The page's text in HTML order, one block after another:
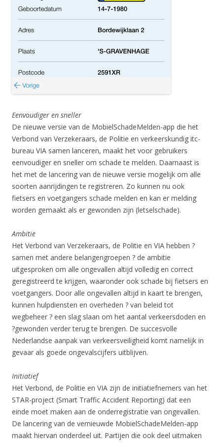
Eenvoudiger en sneller
De nieuwe versie van de MobielSchadeMelden-app die het
Verbond van Verzekeraars, de Politie en verkeerskundig itc-
bureau VIA samen lanceren, maakt het voor gebruikers
eenvoudiger en sneller om schade te melden. Daarnaast is
het met de lancering van de nieuwe versie mogelijk om alle
soorten aanrijdingen te registreren. Zo kunnen nu ook
fietsers en voetgangers schade melden en kan er melding
worden gemaakt als er gewonden zijn (letselschade).
Ambitie
Het Verbond van Verzekeraars, de Politie en VIA hebben ?
samen met andere belangengroepen ? de ambitie
uitgesproken om alle ongevallen altijd volledig en correct
geregistreerd te krijgen, waaronder ook schade bij fietsers en
voetgangers. Door alle ongevallen altijd in kaart te brengen,
kunnen hulpdiensten en overheden ? van beleid tot
wegbeheer ? een slag slaan om het aantal verkeersdoden en
?gewonden verder terug te brengen. De succesvolle
Nederlandse aanpak van verkeersveiligheid komt namelijk in
gevaar als goede ongevalscijfers uitblijven.
Initiatief
Het Verbond, de Politie en VIA zijn de initiatiefnemers van het
STAR-project (Smart Traffic Accident Reporting) dat een
einde moet maken aan de onderregistratie van ongevallen.
De lancering van de vernieuwde MobielSchadeMelden-app
maakt hiervan onderdeel uit. Partijen die ook deel uitmaken